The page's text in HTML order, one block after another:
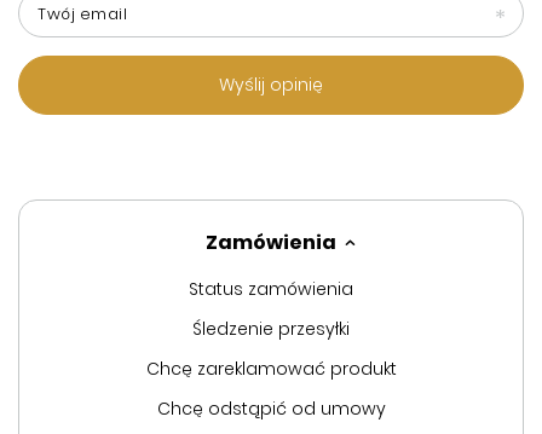
Twój email
Wyślij opinię
Zamówienia
Status zamówienia
Śledzenie przesyłki
Chcę zareklamować produkt
Chcę odstąpić od umowy